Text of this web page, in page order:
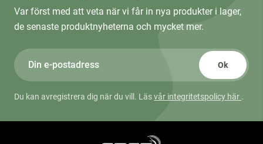
Var först med att veta när vi får in nya produkter i lager,
de senaste produktnyheterna och mycket mer.
Ok
Du kan avregistrera dig när du vill. Läsvår integritetspolicy här .